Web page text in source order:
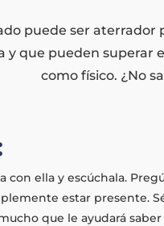
puede ser aterrador
y que pueden
como físico. ¿No
con ella y escúchala.
estar presente.
que le ayudará